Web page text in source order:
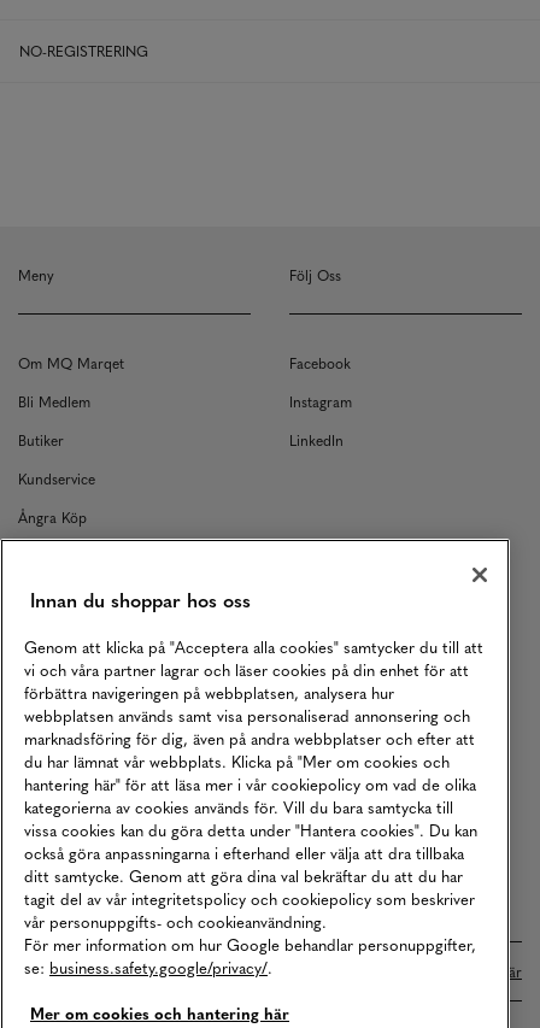
NO-REGISTRERING
Meny
Om MQ Marqet
Bli Medlem
Butiker
Kundservice
Ångra Köp
Returer
Karriär
Vårt Ansvar
Våra Tjänster
Press
Studentrabatt
B2B
Tillgänglighetsredogörelse
Följ Oss
Facebook
Instagram
LinkedIn
Betalningar online sköts i samarbete med Klarna. Läs mer här
Innan du shoppar hos oss
Genom att klicka på "Acceptera alla cookies" samtycker du till att
vi och våra partner lagrar och läser cookies på din enhet för att
förbättra navigeringen på webbplatsen, analysera hur
webbplatsen används samt visa personaliserad annonsering och
marknadsföring för dig, även på andra webbplatser och efter att
du har lämnat vår webbplats. Klicka på "Mer om cookies och
hantering här" för att läsa mer i vår cookiepolicy om vad de olika
kategorierna av cookies används för. Vill du bara samtycka till
vissa cookies kan du göra detta under "Hantera cookies". Du kan
också göra anpassningarna i efterhand eller välja att dra tillbaka
ditt samtycke. Genom att göra dina val bekräftar du att du har
tagit del av vår integritetspolicy och cookiepolicy som beskriver
vår personuppgifts- och cookieanvändning.
För mer information om hur Google behandlar personuppgifter,
se: business.safety.google/privacy/.
Mer om cookies och hantering här